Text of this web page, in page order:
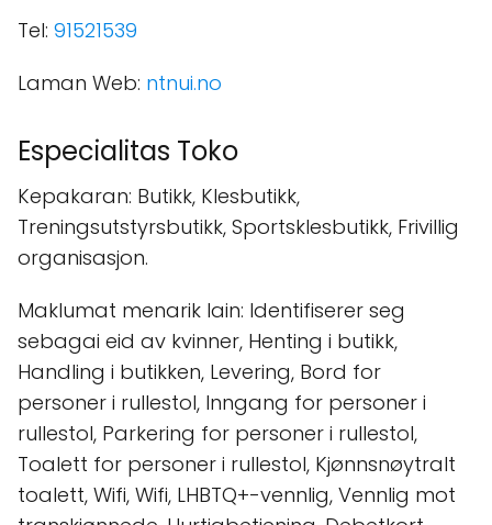
Tel: 91521539
Laman Web: ntnui.no
Especialitas Toko
Kepakaran: Butikk, Klesbutikk,
Treningsutstyrsbutikk, Sportsklesbutikk, Frivillig
organisasjon.
Maklumat menarik lain: Identifiserer seg
sebagai eid av kvinner, Henting i butikk,
Handling i butikken, Levering, Bord for
personer i rullestol, Inngang for personer i
rullestol, Parkering for personer i rullestol,
Toalett for personer i rullestol, Kjønnsnøytralt
toalett, Wifi, Wifi, LHBTQ+-vennlig, Vennlig mot